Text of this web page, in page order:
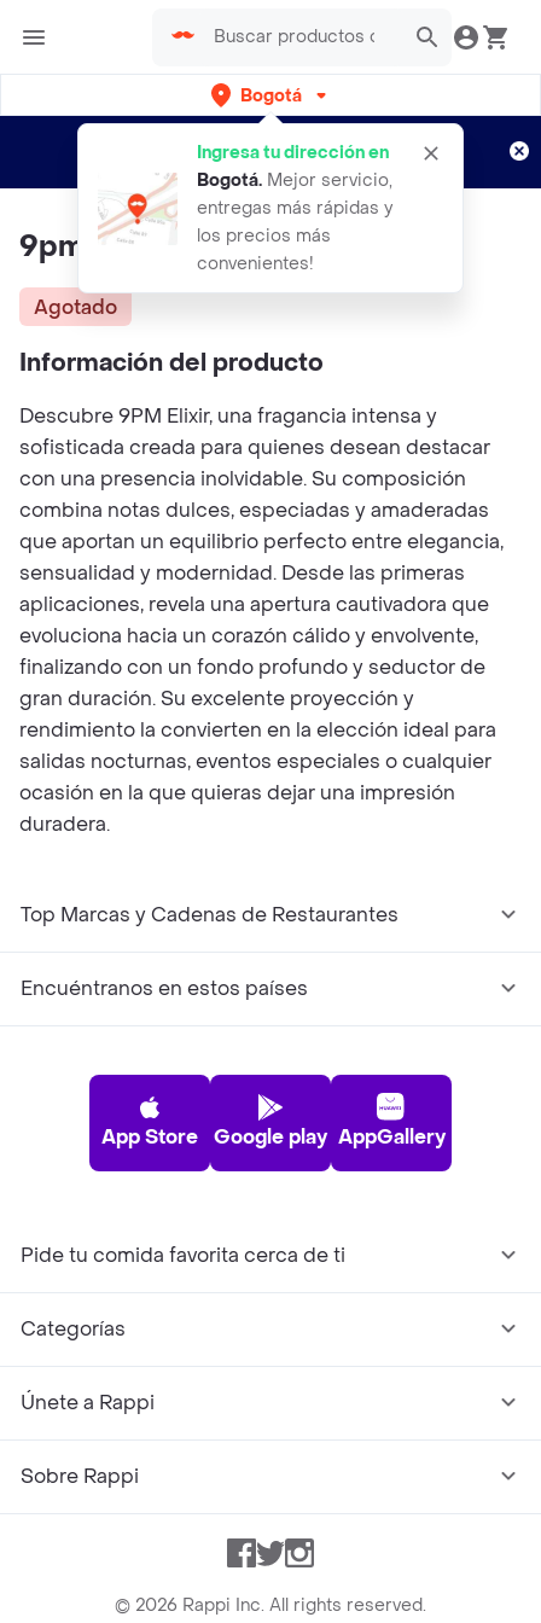
Bogotá
Ingresa tu dirección en
Bogotá. Mejor servicio,
entregas más rápidas y
los precios más
convenientes!
envíos gratis por semanas
Aplican TyC
9pm Elixir
Agotado
Información del producto
Descubre 9PM Elixir, una fragancia intensa y
sofisticada creada para quienes desean destacar
con una presencia inolvidable. Su composición
combina notas dulces, especiadas y amaderadas
que aportan un equilibrio perfecto entre elegancia,
sensualidad y modernidad. Desde las primeras
aplicaciones, revela una apertura cautivadora que
evoluciona hacia un corazón cálido y envolvente,
finalizando con un fondo profundo y seductor de
gran duración. Su excelente proyección y
rendimiento la convierten en la elección ideal para
salidas nocturnas, eventos especiales o cualquier
ocasión en la que quieras dejar una impresión
duradera.
Top Marcas y Cadenas de Restaurantes
Encuéntranos en estos países
App Store Google play AppGallery
Pide tu comida favorita cerca de ti
Categorías
Únete a Rappi
Sobre Rappi
Facebook
TwitterInstagram
© 2026 Rappi Inc. All rights reserved.